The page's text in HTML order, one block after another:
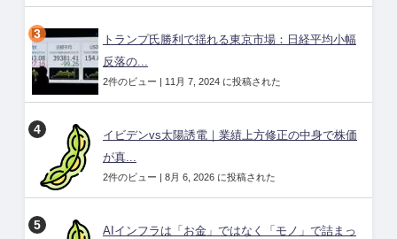
トランプ氏勝利で揺れる東京市場：日経平均小幅
反落の...
2件のビュー | 11月 7, 2024 に投稿された
イビデンvs太陽誘電｜業績上方修正の中身で株価
が真...
2件のビュー | 8月 6, 2026 に投稿された
AIインフラは「お金」ではなく「モノ」で詰まっ